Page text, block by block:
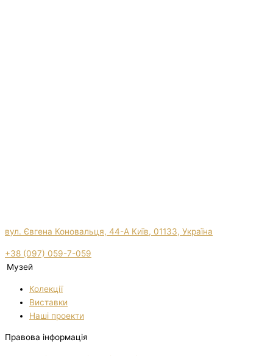
вул. Євгена Коновальця, 44-А Київ, 01133, Україна
+38 (097) 059-7-059
Музей
Колекції
Виставки
Нашi проекти
Правова інформація